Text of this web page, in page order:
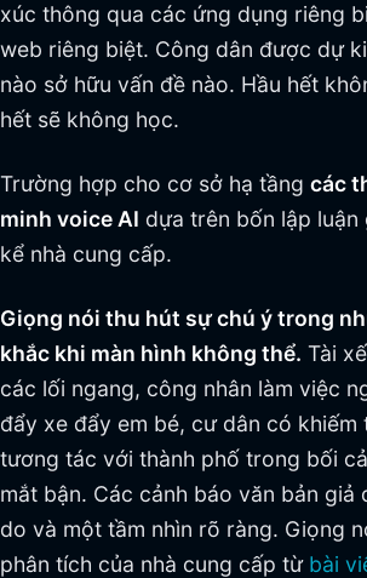
xúc thông qua các ứng dụng riêng
web riêng biệt. Công dân được dự
nào sở hữu vấn đề nào. Hầu hết
hết sẽ không học.
Trường hợp cho cơ sở hạ tầng các
minh voice AI dựa trên bốn lập
kể nhà cung cấp.
Giọng nói thu hút sự chú ý trong
khắc khi màn hình không thể. Tài
các lối ngang, công nhân làm việc
đẩy xe đẩy em bé, cư dân có
tương tác với thành phố trong bối
mắt bận. Các cảnh báo văn bản giả
do và một tầm nhìn rõ ràng. Giọng
phân tích của nhà cung cấp từ bài